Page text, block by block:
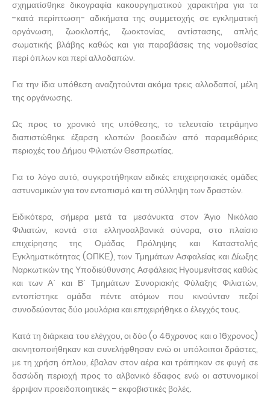
σχηματίσθηκε δικογραφία κακουργηματικού χαρακτήρα για τα
-κατά περίπτωση- αδικήματα της συμμετοχής σε εγκληματική
οργάνωση, ζωοκλοπής, ζωοκτονίας, αντίστασης, απλής
σωματικής βλάβης καθώς και για παραβάσεις της νομοθεσίας
περί όπλων και περί αλλοδαπών.
Για την ίδια υπόθεση αναζητούνται ακόμα τρεις αλλοδαποί, μέλη
της οργάνωσης.
Ως προς το χρονικό της υπόθεσης, το τελευταίο τετράμηνο
διαπιστώθηκε έξαρση κλοπών βοοειδών από παραμεθόριες
περιοχές του Δήμου Φιλιατών Θεσπρωτίας.
Για το λόγο αυτό, συγκροτήθηκαν ειδικές επιχειρησιακές ομάδες
αστυνομικών για τον εντοπισμό και τη σύλληψη των δραστών.
Ειδικότερα, σήμερα μετά τα μεσάνυκτα στον Άγιο Νικόλαο
Φιλιατών, κοντά στα ελληνοαλβανικά σύνορα, στο πλαίσιο
επιχείρησης της Ομάδας Πρόληψης και Καταστολής
Εγκληματικότητας (ΟΠΚΕ), των Τμημάτων Ασφαλείας και Δίωξης
Ναρκωτικών της Υποδιεύθυνσης Ασφάλειας Ηγουμενίτσας καθώς
και των Α΄ και Β΄ Τμημάτων Συνοριακής Φύλαξης Φιλιατών,
εντοπίστηκε ομάδα πέντε ατόμων που κινούνταν πεζοί
συνοδεύοντας δύο μουλάρια και επιχειρήθηκε ο έλεγχός τους.
Κατά τη διάρκεια του ελέγχου, οι δύο (ο 46χρονος και ο 16χρονος)
ακινητοποιήθηκαν και συνελήφθησαν ενώ οι υπόλοιποι δράστες,
με τη χρήση όπλου, έβαλαν στον αέρα και τράπηκαν σε φυγή σε
δασώδη περιοχή προς το αλβανικό έδαφος ενώ οι αστυνομικοί
έρριψαν προειδοποιητικές – εκφοβιστικές βολές.